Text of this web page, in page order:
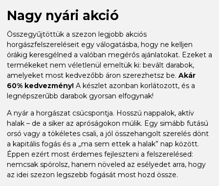
Nagy nyári akció
Összegyűjtöttük a szezon legjobb akciós
horgászfelszereléseit egy válogatásba, hogy ne kelljen
órákig keresgélned a valóban megérős ajánlatokat. Ezeket a
termékeket nem véletlenül emeltük ki: bevált darabok,
amelyeket most kedvezőbb áron szerezhetsz be. Akár
60% kedvezmény! A készlet azonban korlátozott, és a
legnépszerűbb darabok gyorsan elfogynak!
A nyár a horgászat csúcspontja. Hosszú nappalok, aktív
halak – de a siker az apróságokon múlik. Egy simább futású
orsó vagy a tökéletes csali, a jól összehangolt szerelés dönt
a kapitális fogás és a „ma sem ettek a halak” nap között.
Éppen ezért most érdemes fejleszteni a felszerelésed:
nemcsak spórolsz, hanem növeled az esélyedet arra, hogy
az idei szezon legszebb fogását most hozd össze.